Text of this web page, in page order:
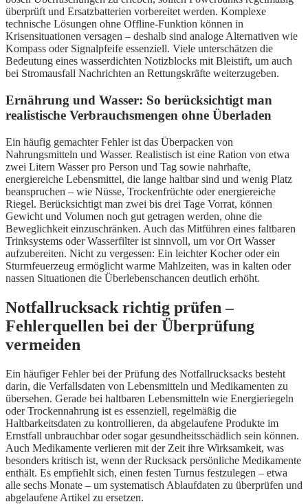
überprüft und Ersatzbatterien vorbereitet werden. Komplexe
technische Lösungen ohne Offline-Funktion können in
Krisensituationen versagen – deshalb sind analoge Alternativen wie
Kompass oder Signalpfeife essenziell. Viele unterschätzen die
Bedeutung eines wasserdichten Notizblocks mit Bleistift, um auch
bei Stromausfall Nachrichten an Rettungskräfte weiterzugeben.
Ernährung und Wasser: So berücksichtigt man
realistische Verbrauchsmengen ohne Überladen
Ein häufig gemachter Fehler ist das Überpacken von
Nahrungsmitteln und Wasser. Realistisch ist eine Ration von etwa
zwei Litern Wasser pro Person und Tag sowie nahrhafte,
energiereiche Lebensmittel, die lange haltbar sind und wenig Platz
beanspruchen – wie Nüsse, Trockenfrüchte oder energiereiche
Riegel. Berücksichtigt man zwei bis drei Tage Vorrat, können
Gewicht und Volumen noch gut getragen werden, ohne die
Beweglichkeit einzuschränken. Auch das Mitführen eines faltbaren
Trinksystems oder Wasserfilter ist sinnvoll, um vor Ort Wasser
aufzubereiten. Nicht zu vergessen: Ein leichter Kocher oder ein
Sturmfeuerzeug ermöglicht warme Mahlzeiten, was in kalten oder
nassen Situationen die Überlebenschancen deutlich erhöht.
Notfallrucksack richtig prüfen –
Fehlerquellen bei der Überprüfung
vermeiden
Ein häufiger Fehler bei der Prüfung des Notfallrucksacks besteht
darin, die Verfallsdaten von Lebensmitteln und Medikamenten zu
übersehen. Gerade bei haltbaren Lebensmitteln wie Energieriegeln
oder Trockennahrung ist es essenziell, regelmäßig die
Haltbarkeitsdaten zu kontrollieren, da abgelaufene Produkte im
Ernstfall unbrauchbar oder sogar gesundheitsschädlich sein können.
Auch Medikamente verlieren mit der Zeit ihre Wirksamkeit, was
besonders kritisch ist, wenn der Rucksack persönliche Medikamente
enthält. Es empfiehlt sich, einen festen Turnus festzulegen – etwa
alle sechs Monate – um systematisch Ablaufdaten zu überprüfen und
abgelaufene Artikel zu ersetzen.